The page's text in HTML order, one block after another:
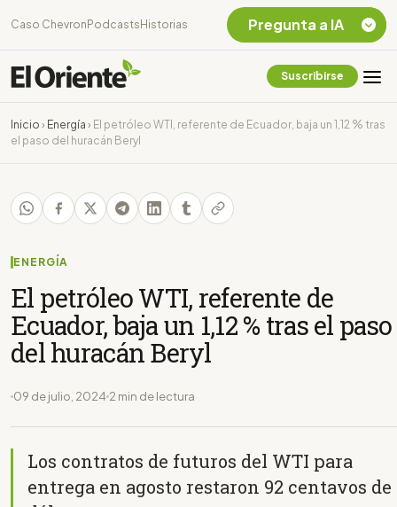
Caso Chevron Podcasts Historias
Suscribirse
Inicio › Energía › El petróleo WTI, referente de Ecuador, baja un 1,12 % tras
el paso del huracán Beryl
ENERGÍA
El petróleo WTI, referente de
Ecuador, baja un 1,12 % tras el paso
del huracán Beryl
09 de julio, 2024 2 min de lectura
Los contratos de futuros del WTI para
entrega en agosto restaron 92 centavos de
Pregunta a IA
Chevron Ecuador